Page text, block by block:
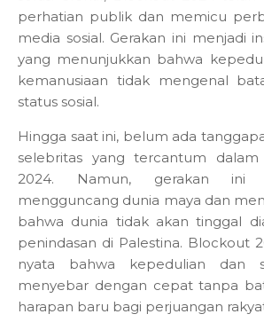
perhatian publik dan memicu
media sosial. Gerakan ini menjadi
yang menunjukkan bahwa
kemanusiaan tidak mengenal
status sosial.
Hingga saat ini, belum ada
selebritas yang tercantum
2024. Namun, gerakan ini
mengguncang dunia maya dan
bahwa dunia tidak akan tinggal
penindasan di Palestina. Blockout
nyata bahwa kepedulian dan
menyebar dengan cepat tanpa
harapan baru bagi perjuangan